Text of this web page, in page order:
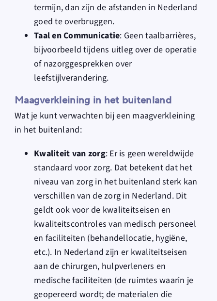
termijn, dan zijn de afstanden in Nederland
goed te overbruggen.
Taal en Communicatie: Geen taalbarrières,
bijvoorbeeld tijdens uitleg over de operatie
of nazorggesprekken over
leefstijlverandering.
Maagverkleining in het buitenland
Wat je kunt verwachten bij een maagverkleining
in het buitenland:
Kwaliteit van zorg: Er is geen wereldwijde
standaard voor zorg. Dat betekent dat het
niveau van zorg in het buitenland sterk kan
verschillen van de zorg in Nederland. Dit
geldt ook voor de kwaliteitseisen en
kwaliteitscontroles van medisch personeel
en faciliteiten (behandellocatie, hygiëne,
etc.). In Nederland zijn er kwaliteitseisen
aan de chirurgen, hulpverleners en
medische faciliteiten (de ruimtes waarin je
geopereerd wordt; de materialen die